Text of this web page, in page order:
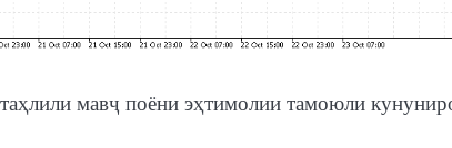
мавҷ поёни эҳтимолии тамоюли